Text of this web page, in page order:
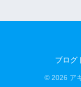
ブログ
© 2026 ア